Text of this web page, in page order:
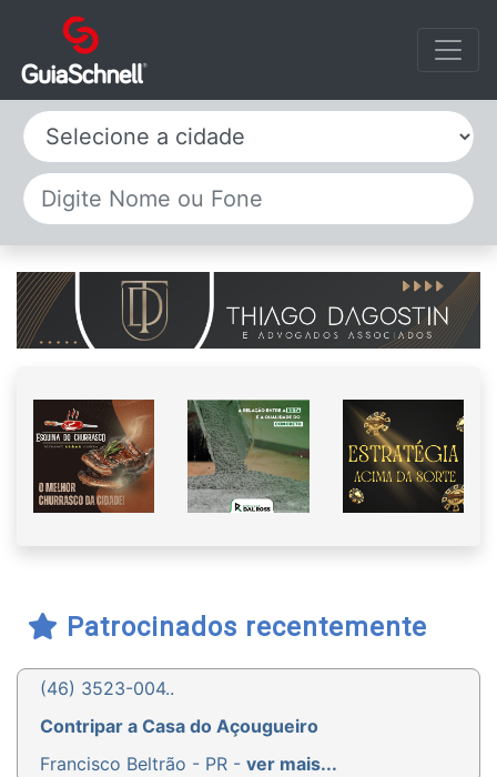
Selecione a cidade
Patrocinados recentemente
(46) 3523-004..
Contripar a Casa do Açougueiro
Francisco Beltrão - PR - ver mais...